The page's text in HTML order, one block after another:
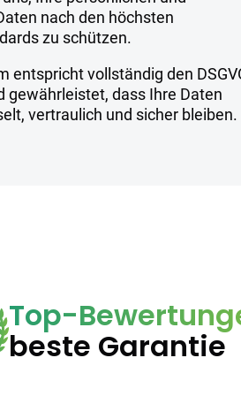
Nur für erfahrene Nutzer geeignet
Anwendung unter ärztlicher
nach den höchsten
zu schützen.
entspricht vollständig den
gewährleistet, dass Ihre Daten
vertraulich und sicher bleiben.
Top-
beste Garantie